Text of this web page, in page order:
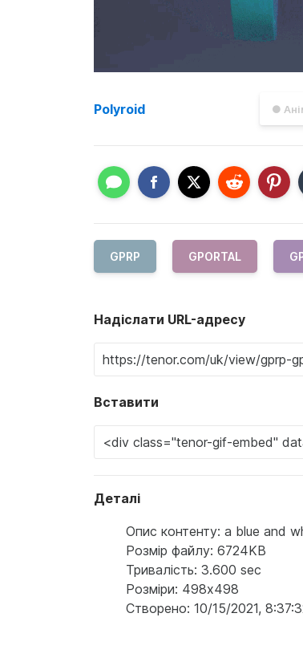
●
Polyroid
GPRP GPORTAL
Надіслати URL-адресу
Вставити
Деталі
Опис контенту: a blue and
Розмір файлу: 6724KB
Тривалість: 3.600 sec
Розміри: 498x498
Створено: 10/15/2021,